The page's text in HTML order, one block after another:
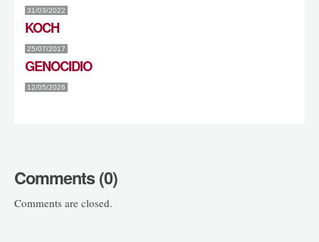
31/03/2022
KOCH
25/07/2017
GENOCIDIO
12/05/2026
Comments (0)
Comments are closed.